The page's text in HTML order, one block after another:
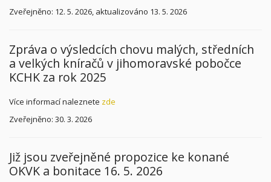
Zveřejněno: 12. 5. 2026, aktualizováno 13. 5. 2026
Zpráva o výsledcích chovu malých, středních
a velkých kníračů v jihomoravské pobočce
KCHK za rok 2025
Více informací naleznete zde
Zveřejněno: 30. 3. 2026
Již jsou zveřejněné propozice ke konané
OKVK a bonitace 16. 5. 2026